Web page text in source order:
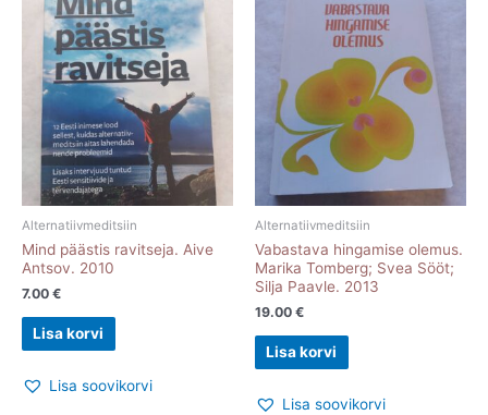
Alternatiivmeditsiin
Mind päästis ravitseja. Aive
Antsov. 2010
7.00 €
Lisa korvi
Lisa soovikorvi
Alternatiivmeditsiin
Vabastava hingamise olemus.
Marika Tomberg; Svea Sööt;
Silja Paavle. 2013
19.00 €
Lisa korvi
Lisa soovikorvi